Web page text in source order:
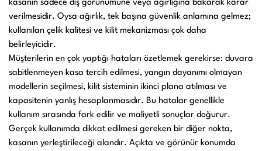
kasanın sadece dış görünümüne veya ağırlığına bakarak karar
verilmesidir. Oysa ağırlık, tek başına güvenlik anlamına gelmez;
kullanılan çelik kalitesi ve kilit mekanizması çok daha
belirleyicidir.
Müşterilerin en çok yaptığı hataları özetlemek gerekirse: duvara
sabitlenmeyen kasa tercih edilmesi, yangın dayanımı olmayan
modellerin seçilmesi, kilit sisteminin ikinci plana atılması ve
kapasitenin yanlış hesaplanmasıdır. Bu hatalar genellikle
kullanım sırasında fark edilir ve maliyetli sonuçlar doğurur.
Gerçek kullanımda dikkat edilmesi gereken bir diğer nokta,
kasanın yerleştirileceği alandır. Açıkta ve görünür konumda